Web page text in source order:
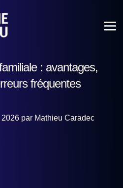
: avantages,
fréquentes
par Mathieu Caradec